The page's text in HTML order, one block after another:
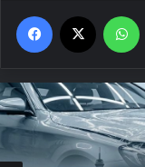
Facebook